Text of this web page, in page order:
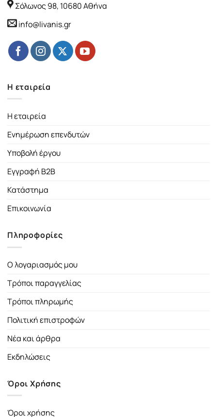
Σόλωνος 98, 10680 Αθήνα
info@livanis.gr
Η εταιρεία
Η εταιρεία
Ενημέρωση επενδυτών
Υποβολή έργου
Εγγραφή B2B
Κατάστημα
Επικοινωνία
Πληροφορίες
Ο λογαριασμός μου
Τρόποι παραγγελίας
Τρόποι πληρωμής
Πολιτική επιστροφών
Νέα και άρθρα
Εκδηλώσεις
Όροι Χρήσης
Όροι χρήσης